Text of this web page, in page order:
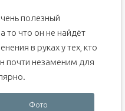
полезный
то что он не найдёт
в руках у тех, кто
почти незаменим для
Фото